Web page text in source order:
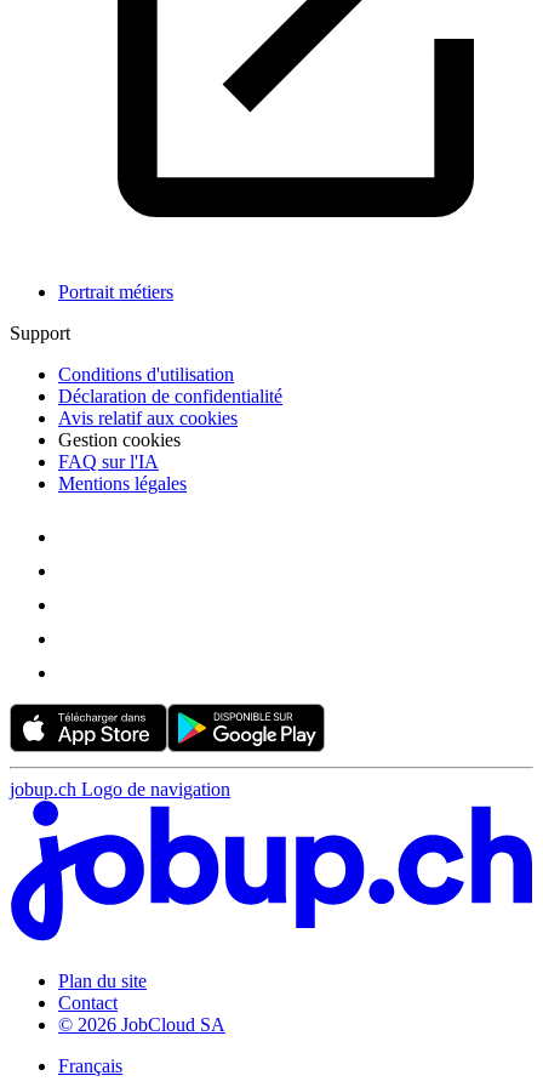
Portrait métiers
Support
Conditions d'utilisation
Déclaration de confidentialité
Avis relatif aux cookies
Gestion cookies
FAQ sur l'IA
Mentions légales
jobup.ch Logo de navigation
Plan du site
Contact
© 2026 JobCloud SA
Français